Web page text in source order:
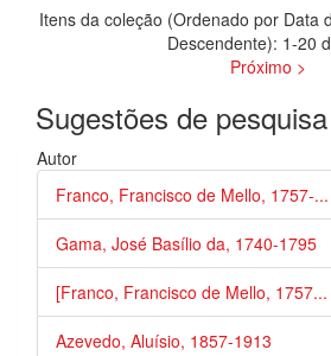
Itens da coleção (Ordenado por Data
Descendente): 1-20
Próximo >
Sugestões de pesquisa
Autor
Franco, Francisco de Mello, 1757-...
Gama, José Basílio da, 1740-1795
[Franco, Francisco de Mello, 1757...
Azevedo, Aluísio, 1857-1913